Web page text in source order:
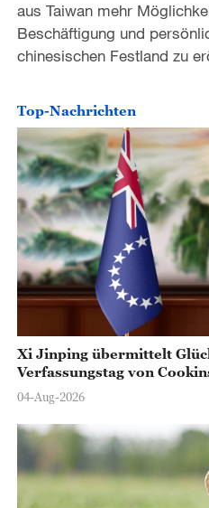
aus Taiwan mehr
Beschäftigung und
chinesischen Festland zu
Top-Nachrichten
Xi Jinping übermittelt
Verfassungstag von
04-Aug-2026